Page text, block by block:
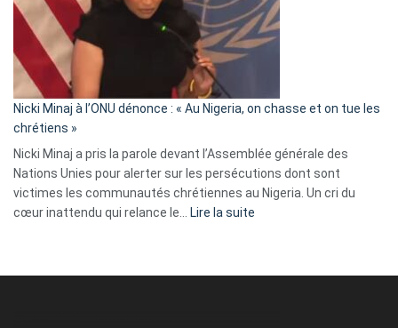
« Zemmour
a
tout
parle
ses
tripes »
Nicki Minaj à l’ONU dénonce : « Au Nigeria, on chasse et on tue les
chrétiens »
Nicki Minaj a pris la parole devant l’Assemblée générale des
Nations Unies pour alerter sur les persécutions dont sont
victimes les communautés chrétiennes au Nigeria. Un cri du
cœur inattendu qui relance le… Lire la suite